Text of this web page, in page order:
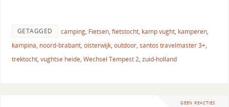
GETAGGED camping, Fietsen, fietstocht, kamp vught, kamperen,
kampina, noord-brabant, oisterwijk, outdoor, santos travelmaster 3+,
trektocht, vughtse heide, Wechsel Tempest 2, zuid-holland
GEEN REACTIES